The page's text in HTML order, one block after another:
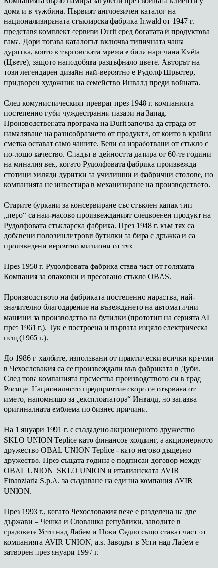
дома и в чужбина. Първият англоезичен каталог на
национализираната стъкларска фабрика Inwald от 1947 г.
представя комплект сервизи Durit сред богатата ѝ продуктова
гама. Дори тогава каталогът включва типичната чаша
дуритка, която в търговската мрежа е била наричана Květa
(Цвете), защото наподобява разцъфнало цвете. Авторът на
този легендарен дизайн най-вероятно е Рудолф Шрьотер,
придворен художник на семейство Инвалд преди войната.
След комунистическият преврат през 1948 г. компанията
постепенно губи чуждестранни пазари на Запад.
Производствената програма на Durit започва да страда от
намаляване на разнообразието от продукти, от които в крайна
сметка остават само чашите. Бели са изработвани от стъкло с
по-лошо качество. Спадът в дейността датира от 60-те години
на миналия век, когато Рудолфовата фабрика произвежда
стотици хиляди дуритки за училищни и фабрични столове, но
компанията не инвестира в механизиране на производството.
Старите буркани за консервиране със стъклен капак тип
„перо“ са най-масово произвежданият следвоенен продукт на
Рудолфовата стъкларска фабрика. През 1948 г. към тях са
добавени половинлитрови бутилки за бира с дръжка и са
произведени вероятно милиони от тях.
През 1958 г. Рудолфовата фабрика става част от голямата
Компания за опаковки и пресовано стъкло OBAS.
Производството на фабриката постепенно нараства, най-
значително благодарение на въвеждането на автоматични
машини за производство на бутилки (прототип на серията AL
през 1961 г.). Тук е построена и първата изцяло електрическа
пещ (1965 г.).
До 1986 г. халбите, използвани от практически всички кръчми
в Чехословакия са се произвеждали във фабриката в Дуби.
След това компанията премества производството си в град
Росице. Националното предприятие скоро се отървава от
името, напомнящо за „експлоататора“ Инвалд, но запазва
оригиналната емблема по бизнес причини.
На 1 януари 1991 г. е създадено акционерното дружество
SKLO UNION Teplice като финансов холдинг, а акционерното
дружество OBAL UNION Teplice - като негово дъщерно
дружество. През същата година е подписан договор между
OBAL UNION, SKLO UNION и италианската AVIR
Finanziaria S.p.A. за създаване на единна компания AVIR
UNION.
През 1993 г., когато Чехословакия вече е разделена на две
държави – Чешка и Словашка републики, заводите в
градовете Усти над Лабем и Нови Седло също стават част от
компанията AVIR UNION, a.s. Заводът в Усти над Лабем е
затворен през януари 1997 г.